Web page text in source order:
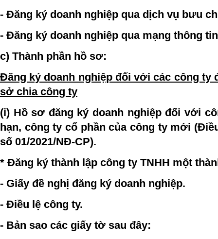
- Đăng ký doanh nghiệp qua dịch vụ bưu
- Đăng ký doanh nghiệp qua mạng thông
c) Thành phần hồ sơ:
Đăng ký doanh nghiệp đối với các công ty
sở chia công ty
(i) Hồ sơ đăng ký doanh nghiệp đối với
hạn, công ty cổ phần của công ty mới
số 01/2021/NĐ-CP).
* Đăng ký thành lập công ty TNHH một
- Giấy đề nghị đăng ký doanh nghiệp.
- Điều lệ công ty.
- Bản sao các giấy tờ sau đây: